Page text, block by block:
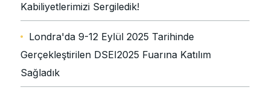
Kabiliyetlerimizi Sergiledik!
Londra'da 9-12 Eylül 2025 Tarihinde
Gerçekleştirilen DSEI2025 Fuarına Katılım
Sağladık